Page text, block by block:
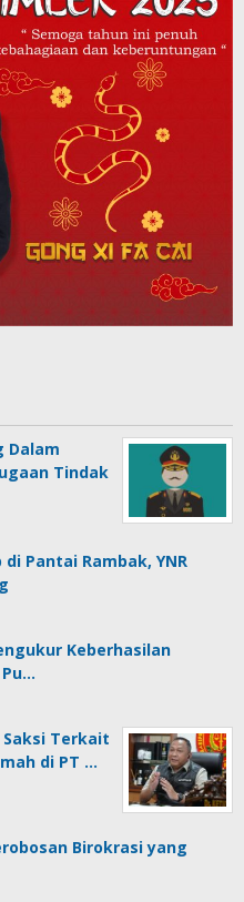
Dalam
Tindak
Pantai Rambak, YNR
Keberhasilan
Saksi Terkait
di PT …
Birokrasi yang